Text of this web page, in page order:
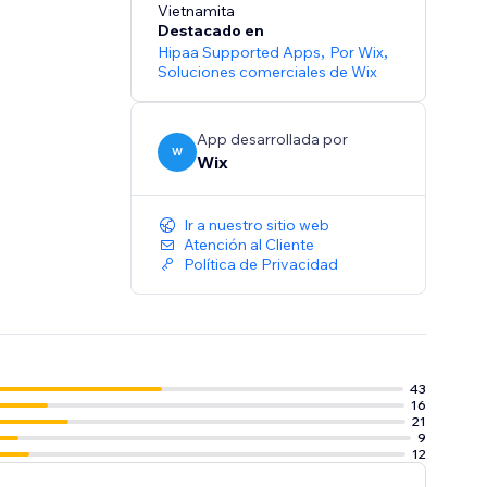
Vietnamita
Destacado en
Hipaa Supported Apps, Por Wix,
Soluciones comerciales de Wix
W
App desarrollada por
Wix
Ir a nuestro sitio web
Atención al Cliente
Política de Privacidad
43
16
21
9
12